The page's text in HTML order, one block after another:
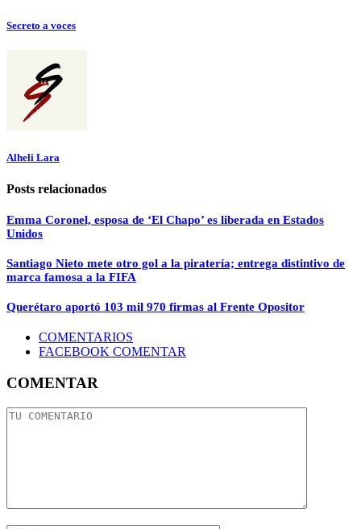
Secreto a voces
Alheli Lara
Posts relacionados
Emma Coronel, esposa de ‘El Chapo’ es liberada en Estados
Unidos
Santiago Nieto mete otro gol a la piratería; entrega distintivo de
marca famosa a la FIFA
Querétaro aportó 103 mil 970 firmas al Frente Opositor
COMENTARIOS
FACEBOOK COMENTAR
COMENTAR